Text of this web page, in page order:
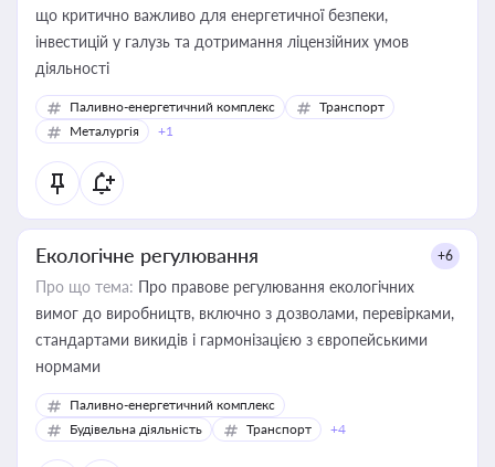
що критично важливо для енергетичної безпеки,
інвестицій у галузь та дотримання ліцензійних умов
діяльності
Паливно-енергетичний комплекс
Транспорт
Металургія
+1
Екологічне регулювання +6
Про що тема: Про правове регулювання екологічних
вимог до виробництв, включно з дозволами, перевірками,
стандартами викидів і гармонізацією з європейськими
нормами
Паливно-енергетичний комплекс
Будівельна діяльність
Транспорт +4